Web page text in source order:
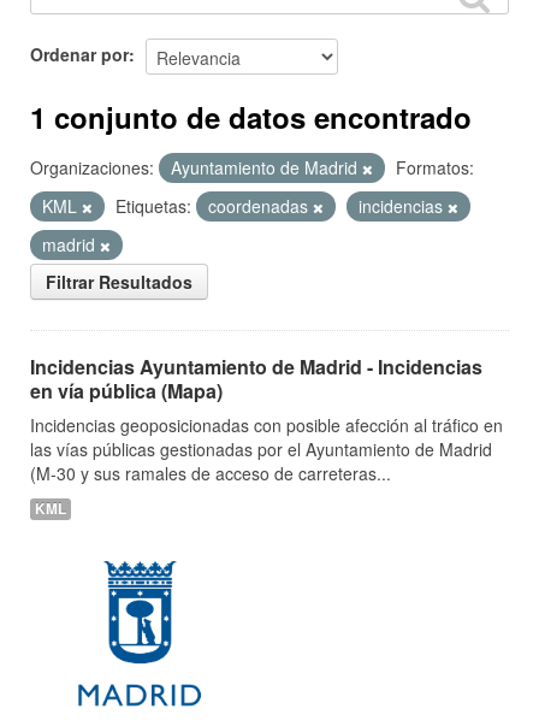
Ordenar por
1 conjunto de datos encontrado
Organizaciones: Ayuntamiento de Madrid
Formatos:
KML
Etiquetas: coordenadas
incidencias
madrid
Filtrar Resultados
Incidencias Ayuntamiento de Madrid - Incidencias
en vía pública (Mapa)
Incidencias geoposicionadas con posible afección al tráfico en
las vías públicas gestionadas por el Ayuntamiento de Madrid
(M-30 y sus ramales de acceso de carreteras...
KML